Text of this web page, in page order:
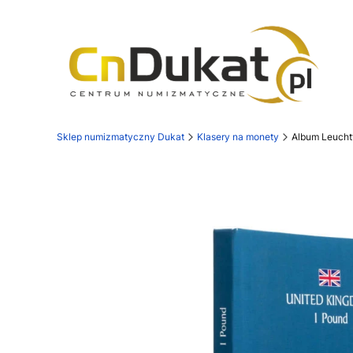
Sklep numizmatyczny Dukat Klasery na monety Album